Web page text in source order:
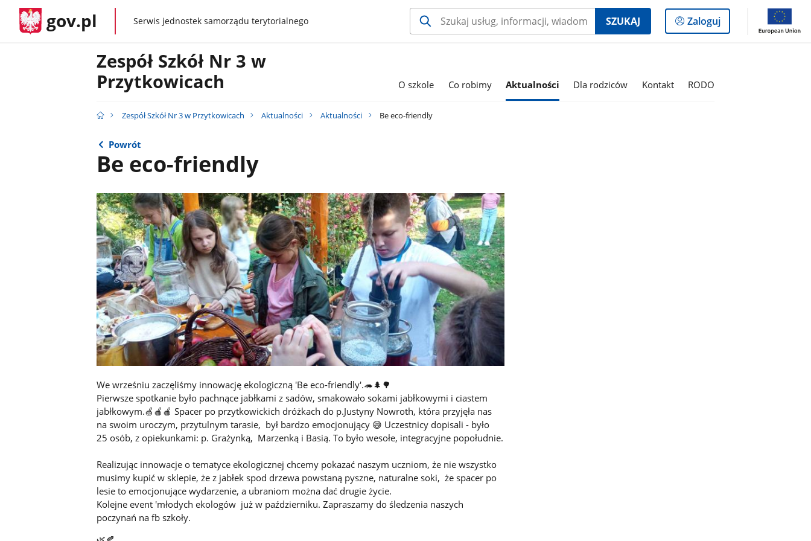
gov.pl gov.plSerwis jednostek samorządu terytorialnego SZUKAJ
Logowanie
do
Zaloguj
Zespół Szkół Nr 3 w
Przytkowicach
O szkole Co robimy Aktualności Dla rodziców Kontakt RODO
Zespół Szkół Nr 3 w Przytkowicach Aktualności Aktualności Be eco-friendly
Powrót
Be eco-friendly
We wrześniu zaczęliśmy innowację ekologiczną 'Be eco-friendly'.🦔🌲🌳
Pierwsze spotkanie było pachnące jabłkami z sadów, smakowało sokami jabłkowymi i ciastem
jabłkowym.🍏🍎🍎 Spacer po przytkowickich dróżkach do p.Justyny Nowroth, która przyjęła nas
na swoim uroczym, przytulnym tarasie, był bardzo emocjonujący 😅 Uczestnicy dopisali - było
25 osób, z opiekunkami: p. Grażynką, Marzenką i Basią. To było wesołe, integracyjne popołudnie.
Realizując innowacje o tematyce ekologicznej chcemy pokazać naszym uczniom, że nie wszystko
musimy kupić w sklepie, że z jabłek spod drzewa powstaną pyszne, naturalne soki, że spacer po
lesie to emocjonujące wydarzenie, a ubraniom można dać drugie życie.
Kolejne event 'młodych ekologów już w październiku. Zapraszamy do śledzenia naszych
poczynań na fb szkoły.